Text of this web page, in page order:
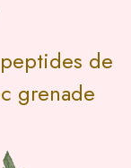
de
grenade